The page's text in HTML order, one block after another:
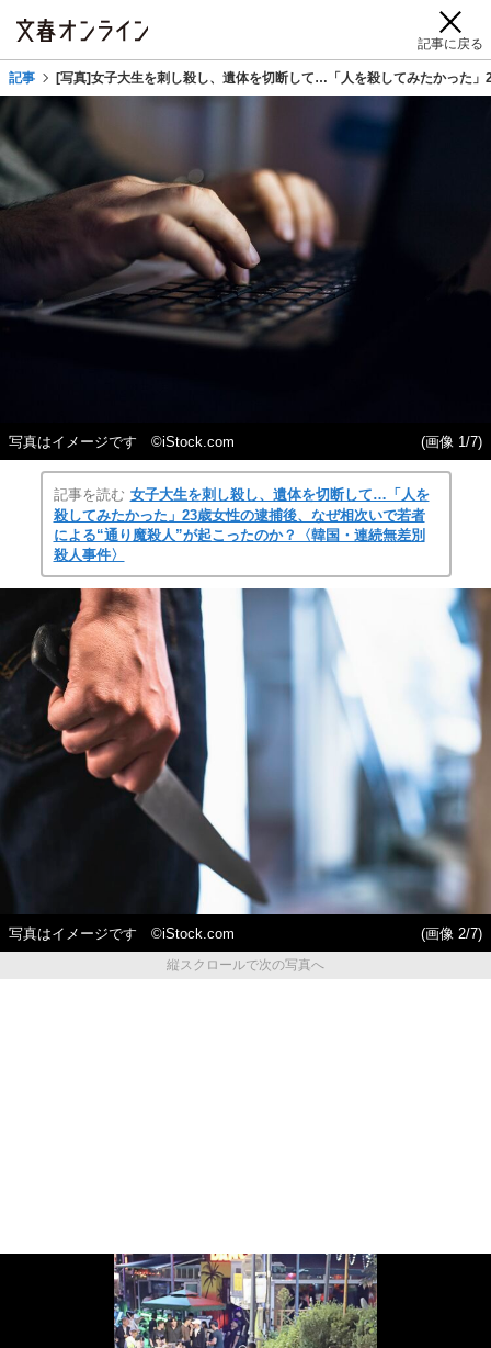
記事に戻る
記事 [写真]女子大生を刺し殺し、遺体を切断して…「人を殺してみたかった
写真はイメージです ©iStock.com (画像 1/7)
記事を読む 女子大生を刺し殺し、遺体を切断して…「人を
殺してみたかった」23歳女性の逮捕後、なぜ相次いで若者
による“通り魔殺人”が起こったのか？〈韓国・連続無差別
殺人事件〉
写真はイメージです ©iStock.com
(画像 2/7)
縦スクロールで次の写真へ